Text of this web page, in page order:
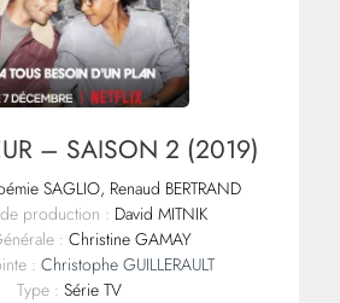
– SAISON 2 (2019)
SAGLIO, Renaud BERTRAND
production : David MITNIK
: Christine GAMAY
: Christophe GUILLERAULT
Type : Série TV